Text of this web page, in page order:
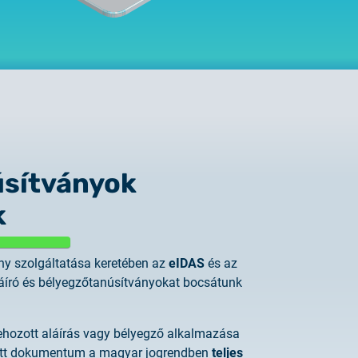
to Certum Certificate
szolgáltatása keretében az eIDAS és az
és bélyegzőtanúsítványokat bocsátunk
aláírás vagy bélyegző alkalmazása
dokumentum a magyar jogrendben teljes